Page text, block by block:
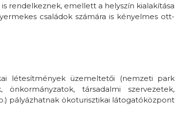
rendelkeznek, emellett a helyszín kialakítása
családok számára is kényelmes ott-
létesítmények üzemeltetői (nemzeti park
önkormányzatok, társadalmi szervezetek,
pályázhatnak ökoturisztikai látogatóközpont